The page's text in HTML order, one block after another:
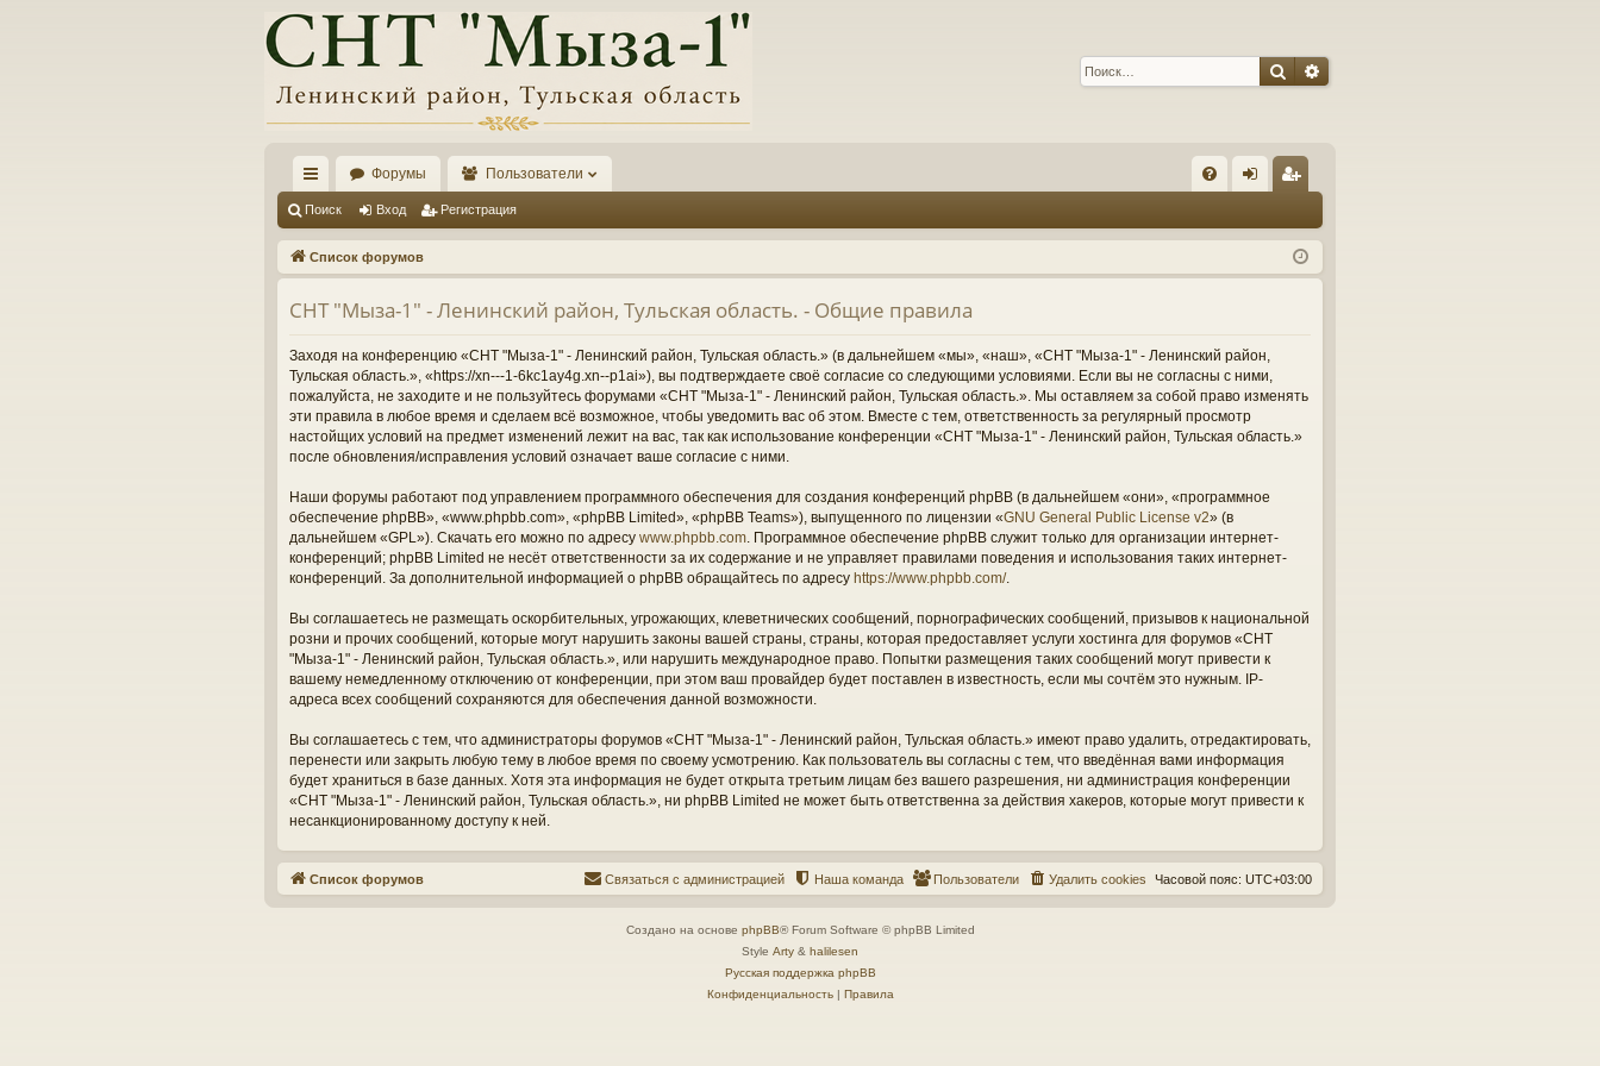
ПоискРасширенный поиск
с
ы
лк
и
Форумы Пользователи
Q д ис
тр
Поиск Вход Регистрация
Список форумов
СНТ "Мыза-1" - Ленинский район, Тульская область. - Общие правила
Заходя на конференцию «СНТ "Мыза-1" - Ленинский район, Тульская область.» (в дальнейшем «мы», «наш», «СНТ "Мыза-1" - Ленинский район,
Тульская область.», «https://xn---1-6kc1ay4g.xn--p1ai»), вы подтверждаете своё согласие со следующими условиями. Если вы не согласны с ними,
пожалуйста, не заходите и не пользуйтесь форумами «СНТ "Мыза-1" - Ленинский район, Тульская область.». Мы оставляем за собой право изменять
эти правила в любое время и сделаем всё возможное, чтобы уведомить вас об этом. Вместе с тем, ответственность за регулярный просмотр
настойщих условий на предмет изменений лежит на вас, так как использование конференции «СНТ "Мыза-1" - Ленинский район, Тульская область.»
после обновления/исправления условий означает ваше согласие с ними.
Наши форумы работают под управлением программного обеспечения для создания конференций phpBB (в дальнейшем «они», «программное
обеспечение phpBB», «www.phpbb.com», «phpBB Limited», «phpBB Teams»), выпущенного по лицензии «GNU General Public License v2» (в
дальнейшем «GPL»). Скачать его можно по адресу www.phpbb.com . Программное обеспечение phpBB служит только для организации интернет-
конференций; phpBB Limited не несёт ответственности за их содержание и не управляет правилами поведения и использования таких интернет-
конференций. За дополнительной информацией о phpBB обращайтесь по адресу https://www.phpbb.com/.
Вы соглашаетесь не размещать оскорбительных, угрожающих, клеветнических сообщений, порнографических сообщений, призывов к национальной
розни и прочих сообщений, которые могут нарушить законы вашей страны, страны, которая предоставляет услуги хостинга для форумов «СНТ
"Мыза-1" - Ленинский район, Тульская область.», или нарушить международное право. Попытки размещения таких сообщений могут привести к
вашему немедленному отключению от конференции, при этом ваш провайдер будет поставлен в известность, если мы сочтём это нужным. IP-
адреса всех сообщений сохраняются для обеспечения данной возможности.
Вы соглашаетесь с тем, что администраторы форумов «СНТ "Мыза-1" - Ленинский район, Тульская область.» имеют право удалить, отредактировать,
перенести или закрыть любую тему в любое время по своему усмотрению. Как пользователь вы согласны с тем, что введённая вами информация
будет храниться в базе данных. Хотя эта информация не будет открыта третьим лицам без вашего разрешения, ни администрация конференции
«СНТ "Мыза-1" - Ленинский район, Тульская область.», ни phpBB Limited не может быть ответственна за действия хакеров, которые могут привести к
несанкционированному доступу к ней.
Список форумов Часовой пояс: UTC+03:00
Удалить cookies
Пользователи
Наша команда
Связаться с администрацией
Создано на основе phpBB® Forum Software © phpBB Limited
Style Arty & halilesen
Русская поддержка phpBB
Конфиденциальность| Правила